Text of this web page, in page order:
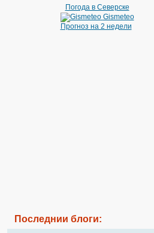
Погода в Северске
Gismeteo
Прогноз на 2 недели
Последнии блоги: